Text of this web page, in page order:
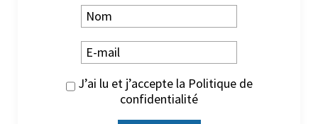
J’ai lu et j’accepte la Politique de
confidentialité